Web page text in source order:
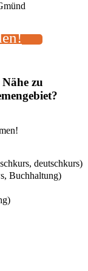
zu
deutschkurs)
Buchhaltung)